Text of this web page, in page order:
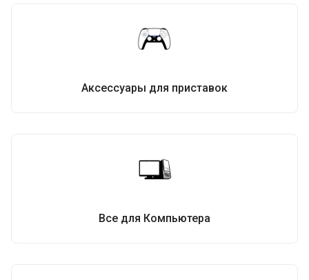
Аксессуары для приставок
Все для Компьютера